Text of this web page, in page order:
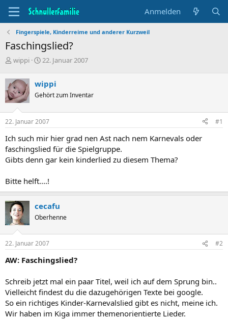
Anmelden
Fingerspiele, Kinderreime und anderer Kurzweil
Faschingslied?
T
e
m
e
n
s
t
r
t
e
wippi
B
i
n
d
a
u
m
22. Januar 2007
wippi
Gehört zum Inventar
22. Januar 2007 #1
Ich such mir hier grad nen Ast nach nem Karnevals oder
faschingslied für die Spielgruppe.
Gibts denn gar kein kinderlied zu diesem Thema?
Bitte helft....!
cecafu
Oberhenne
22. Januar 2007 #2
AW: Faschingslied?
Schreib jetzt mal ein paar Titel, weil ich auf dem Sprung bin..
Vielleicht findest du die dazugehörigen Texte bei google.
So ein richtiges Kinder-Karnevalslied gibt es nicht, meine ich.
Wir haben im Kiga immer themenorientierte Lieder.